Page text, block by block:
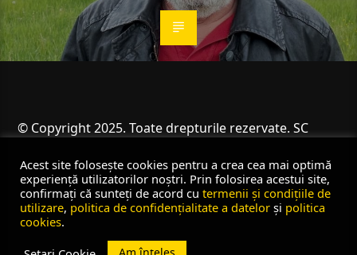
© Copyright 2025. Toate drepturile rezervate. SC
Acest site folosește cookies pentru a crea cea mai optimă
experiență utilizatorilor noștri. Prin folosirea acestui site,
confirmați că sunteți de acord cu termenii și condițiile de
utilizare, politica de confidențialitate a datelor și politica
cookies.